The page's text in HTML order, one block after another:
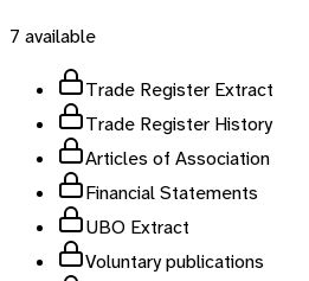
7 available
Trade Register Extract
Trade Register History
Articles of Association
Financial Statements
UBO Extract
Voluntary publications